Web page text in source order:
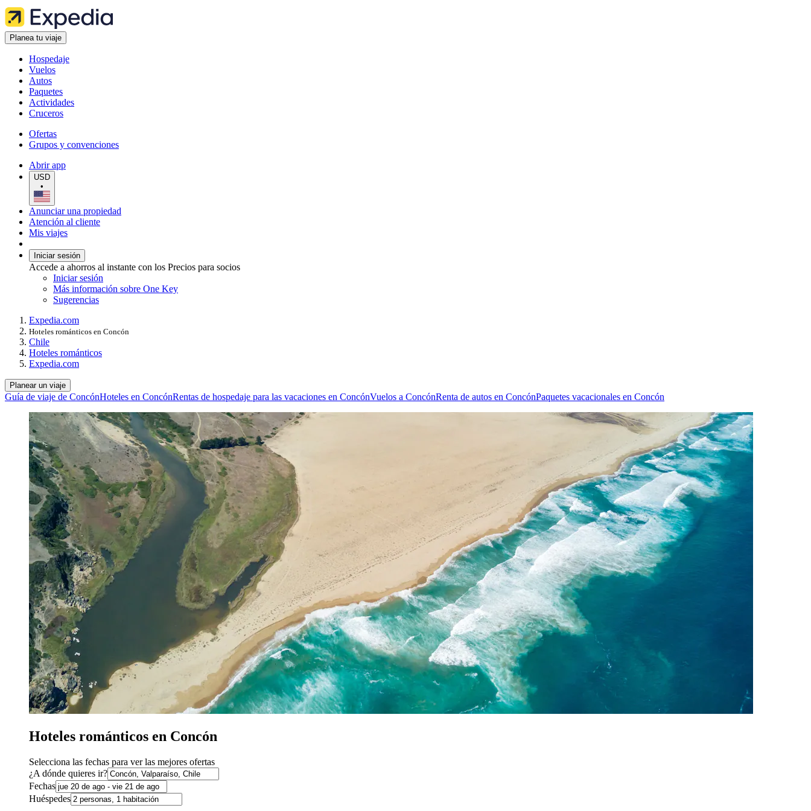
Planea tu viaje
Hospedaje
Vuelos
Autos
Paquetes
Actividades
Cruceros
Ofertas
Grupos y convenciones
Abrir app
USD
•
Anunciar una propiedad
Atención al cliente
Mis viajes
Iniciar sesión
Accede a ahorros al instante con los Precios para socios
Iniciar sesión
Más información sobre One Key
Sugerencias
Expedia.com
Hoteles románticos en Concón
Chile
Hoteles románticos
Expedia.com
Planear un viaje
Guía de viaje de ConcónHoteles en ConcónRentas de hospedaje para las vacaciones en ConcónVuelos a ConcónRenta de autos en ConcónPaquetes vacacionales en Concón
Hoteles románticos en Concón
Selecciona las fechas para ver las mejores ofertas
¿A dónde quieres ir?
Fechas
Huéspedes